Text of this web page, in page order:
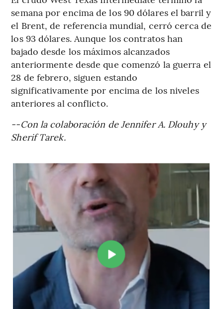
semana por encima de los 90 dólares el barril y
el Brent, de referencia mundial, cerró cerca de
los 93 dólares. Aunque los contratos han
bajado desde los máximos alcanzados
anteriormente desde que comenzó la guerra el
28 de febrero, siguen estando
significativamente por encima de los niveles
anteriores al conflicto.
--Con la colaboración de Jennifer A. Dlouhy y
Sherif Tarek.